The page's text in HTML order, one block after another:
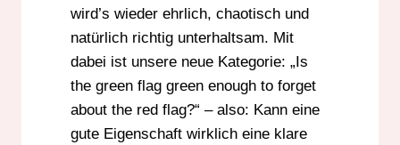
wird’s wieder ehrlich, chaotisch und
natürlich richtig unterhaltsam. Mit
dabei ist unsere neue Kategorie: „Is
the green flag green enough to forget
about the red flag?“ – also: Kann eine
gute Eigenschaft wirklich eine klare